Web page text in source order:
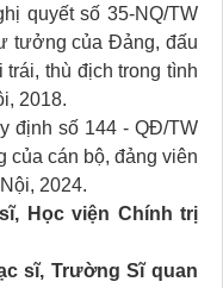
quyết số 35-NQ/TW
tưởng của Ðảng, đấu
thù địch trong tình
2018.
định số 144 - QĐ/TW
của cán bộ, đảng viên
2024.
Học viện Chính trị
sĩ, Trường Sĩ quan